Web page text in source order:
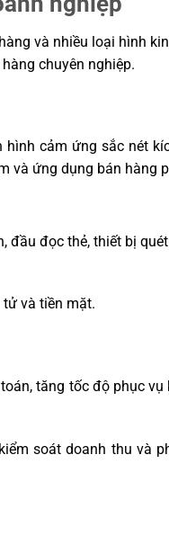
và nhiều loại hình
chuyên nghiệp.
cảm ứng sắc nét
và ứng dụng bán hàng
đầu đọc thẻ, thiết bị
và tiền mặt.
tăng tốc độ phục
soát doanh thu và